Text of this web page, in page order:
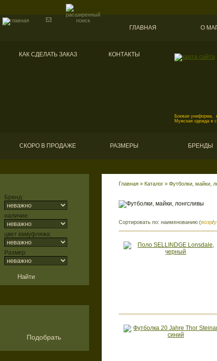
ГЛАВНАЯ О
КАК СДЕЛАТЬ ЗАКАЗ КОНТАКТЫ
Боевая униформа,
Мужская одежда в
СКОРО В ПРОДАЖЕ РАЗМЕРЫ БРЕНДЫ
Бренд:
наличие:
цвет камуфляжа:
Размер:
Подобрать
Главная » Каталог » Футболки, майки,
Сортировать по: наименованию (возр/